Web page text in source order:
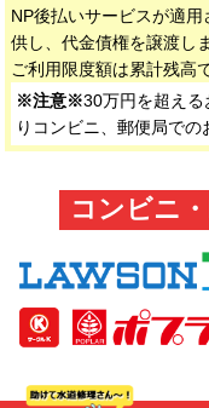
NP後払いサービスが適
供し、代金債権を譲渡しま
ご利用限度額は累計残高
※注意※30万円を超え
りコンビニ、郵便局での
コンビニ